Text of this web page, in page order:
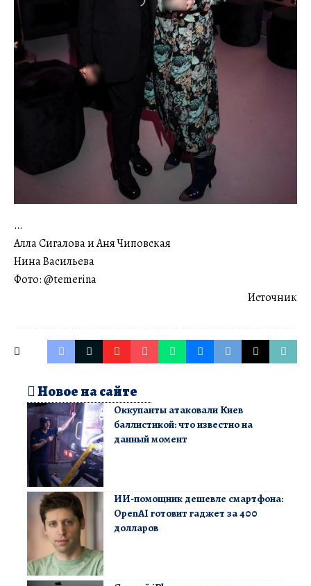
…
Алла Сигалова и Аня Чиповская
Нина Васильева
Фото: @temerina
Источник
Новое на сайте
Оккупанты атаковали Киев
баллистикой: что известно на
данный момент
ИИ-помощник дешевле смартфона:
OpenAI готовит гаджет за 400
долларов